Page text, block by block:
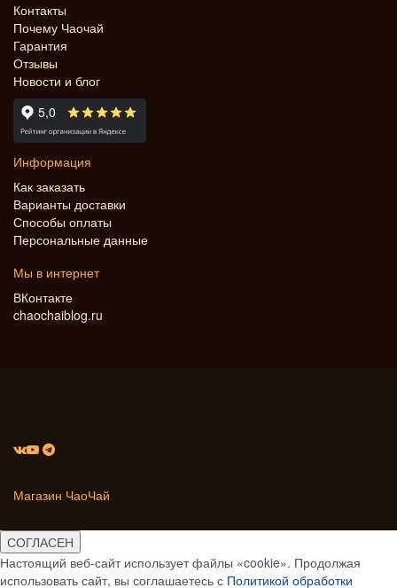
Контакты
Почему Чаочай
Гарантия
Отзывы
Новости и блог
Информация
Как заказать
Варианты доставки
Способы оплаты
Персональные данные
Мы в интернет
ВКонтакте
chaochaiblog.ru
Магазин ЧаоЧай
СОГЛАСЕН
Настоящий веб-сайт использует файлы «cookie». Продолжая
использовать сайт, вы соглашаетесь с Политикой обработки